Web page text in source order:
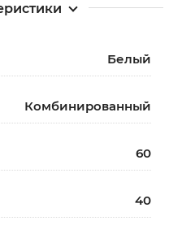
Белый
Комбинированный
60
40